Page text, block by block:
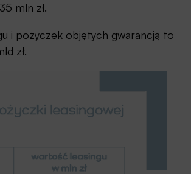
mln zł.
i pożyczek objętych gwarancją to
zł.